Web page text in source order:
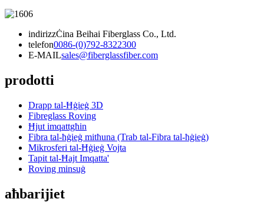
indirizzĊina Beihai Fiberglass Co., Ltd.
telefon0086-(0)792-8322300
E-MAILsales@fiberglassfiber.com
prodotti
Drapp tal-Ħġieġ 3D
Fibreglass Roving
Ħjut imqattgħin
Fibra tal-ħġieġ mitħuna (Trab tal-Fibra tal-ħġieġ)
Mikrosferi tal-Ħġieġ Vojta
Tapit tal-Ħajt Imqatta'
Roving minsuġ
aħbarijiet